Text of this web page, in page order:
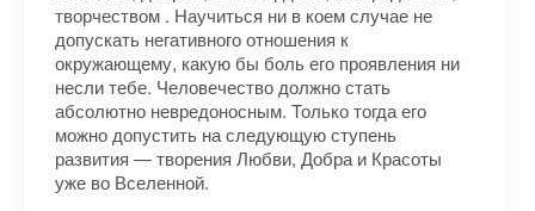
творчеством . Научиться ни в коем случае не
допускать негативного отношения к
окружающему, какую бы боль его проявления ни
несли тебе. Человечество должно стать
абсолютно невредоносным. Только тогда его
можно допустить на следующую ступень
развития — творения Любви, Добра и Красоты
уже во Вселенной.